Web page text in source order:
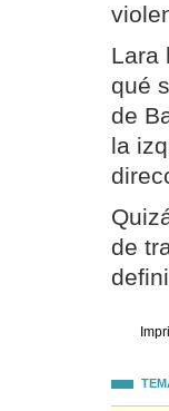
Lara
qué
de
la
de